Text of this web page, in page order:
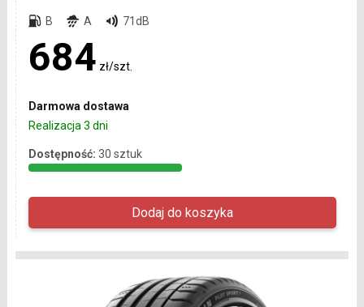
B A 71dB
684 zł/szt.
Darmowa dostawa
Realizacja 3 dni
Dostępność: 30 sztuk